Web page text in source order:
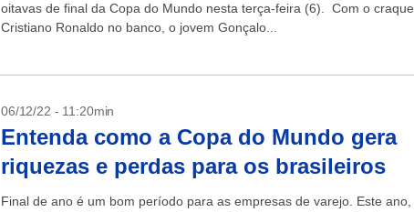
oitavas de final da Copa do Mundo nesta terça-feira (6). Com o craque
Cristiano Ronaldo no banco, o jovem Gonçalo...
06/12/22 - 11:20min
Entenda como a Copa do Mundo gera
riquezas e perdas para os brasileiros
Final de ano é um bom período para as empresas de varejo. Este ano,